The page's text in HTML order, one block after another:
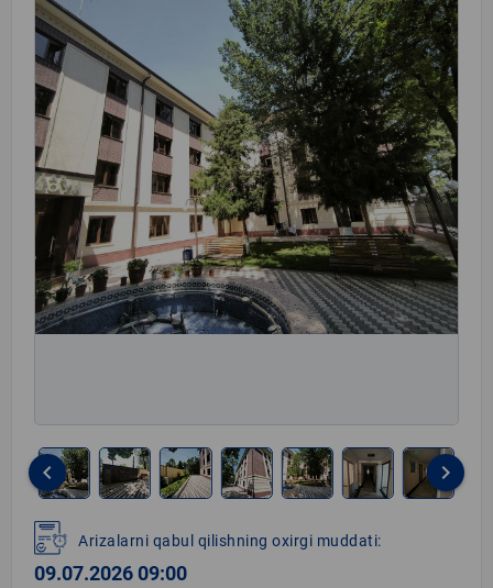
1
of
8
keyboard_arrow_left keyboard_arrow_right
Arizalarni qabul qilishning oxirgi muddati:
09.07.2026 09:00